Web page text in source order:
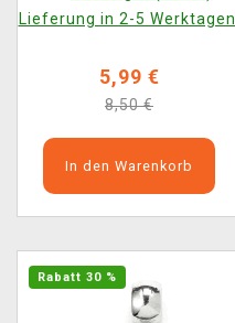
Lieferung in 2-5 Werktagen.
5,99 €
8,50 €
In den Warenkorb
Rabatt 30 %